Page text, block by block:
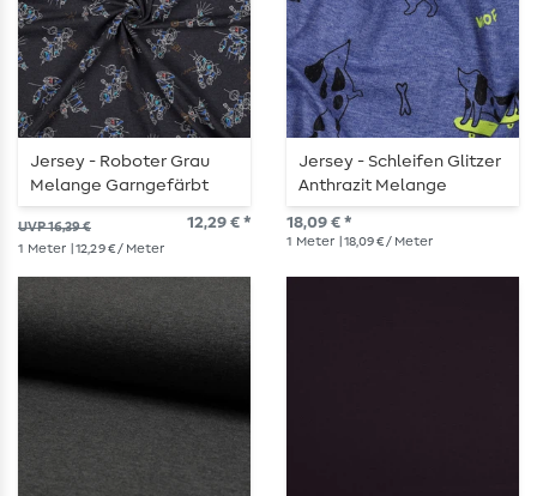
Jersey - Roboter Grau
Melange Garngefärbt
UVP 16,39 € 12,29 € *
1 Meter | 12,29 € / Meter
Jersey - Schleifen Glitzer
Anthrazit Melange
18,09 € *
1 Meter | 18,09 € / Meter